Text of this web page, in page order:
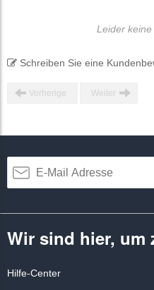
Leider
Schreiben Sie eine
Vorherige Weiter
Wir sind hier, um
Hilfe-Center